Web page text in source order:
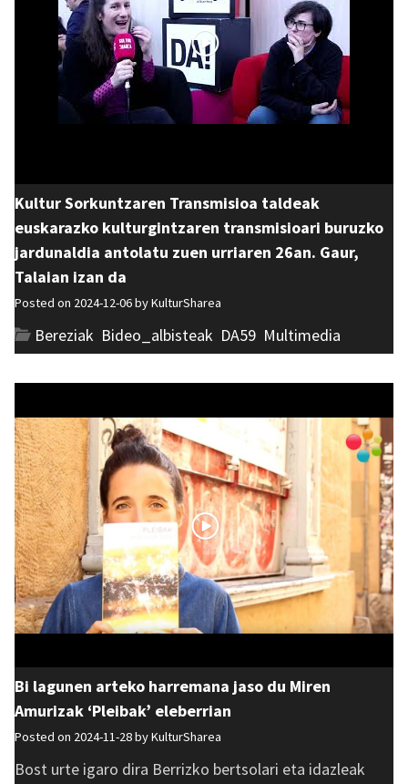
Kultur Sorkuntzaren Transmisioa taldeak
euskarazko kulturgintzaren transmisioari buruzko
jardunaldia antolatu zuen urriaren 26an. Gaur,
Talaian izan da
Posted on 2024-12-06 byKulturSharea
Bereziak Bideo_albisteak DA59 Multimedia
Bi lagunen arteko harremana jaso du Miren
Amurizak ‘Pleibak’ eleberrian
Posted on 2024-11-28 byKulturSharea
Bost urte igaro dira Berrizko bertsolari eta idazleak